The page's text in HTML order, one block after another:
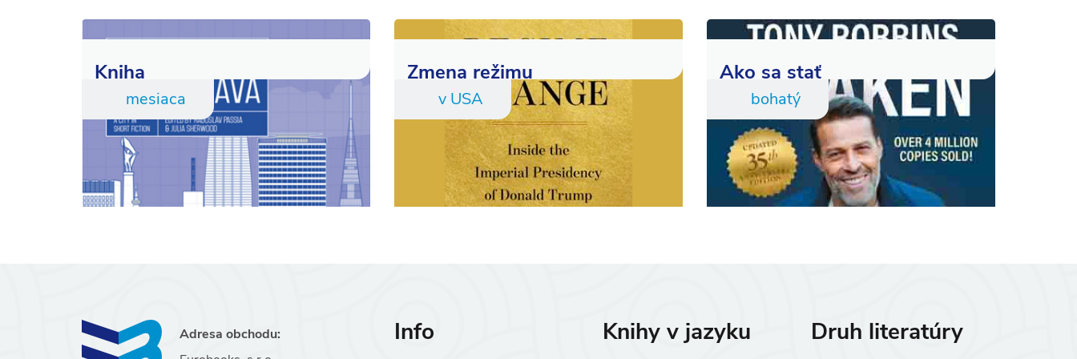
Kniha
mesiaca
Zmena režimu
v USA
Ako sa stať
bohatý
Adresa obchodu:
Info Knihy v jazyku Druh literatúry